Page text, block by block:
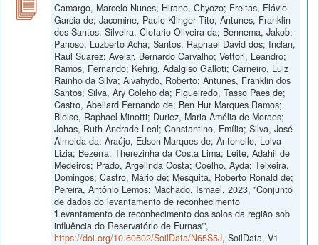
Camargo, Marcelo Nunes; Hirano, Chyozo; Freitas, Flávio
Garcia de; Jacomine, Paulo Klinger Tito; Antunes, Franklin
dos Santos; Silveira, Clotario Oliveira da; Bennema, Jakob;
Panoso, Luzberto Achá; Santos, Raphael David dos; Inclan,
Raul Suarez; Avelar, Bernardo Carvalho; Vettori, Leandro;
Ramos, Fernando; Kehrig, Adalgiso Galloti; Carneiro, Luiz
Rainho da Silva; Alvahydo, Roberto; Antunes, Franklin dos
Santos; Silva, Ary Coleho da; Figueiredo, Tasso Paes de;
Castro, Abeilard Fernando de; Ben Hur Marques Ramos;
Bloise, Raphael Minotti; Duriez, Maria Amélia de Moraes;
Johas, Ruth Andrade Leal; Constantino, Emília; Silva, José
Almeida da; Araújo, Edson Marques de; Antonello, Loiva
Lizia; Bezerra, Therezinha da Costa Lima; Leite, Adahil de
Medeiros; Prado, Argelinda Costa; Coelho, Ayda; Teixeira,
Domingos; Castro, Mário de; Mesquita, Roberto Ronald de;
Pereira, Antônio Lemos; Machado, Ismael, 2023, "Conjunto
de dados do levantamento de reconhecimento
'Levantamento de reconhecimento dos solos da região sob
influência do Reservatório de Furnas'",
https://doi.org/10.60502/SoilData/N65S5J, SoilData, V1